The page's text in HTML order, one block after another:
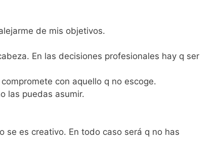
de mis objetivos.
En las decisiones profesionales hay q ser
con aquello q no escoge.
las puedas asumir.
se es creativo. En todo caso será q no has